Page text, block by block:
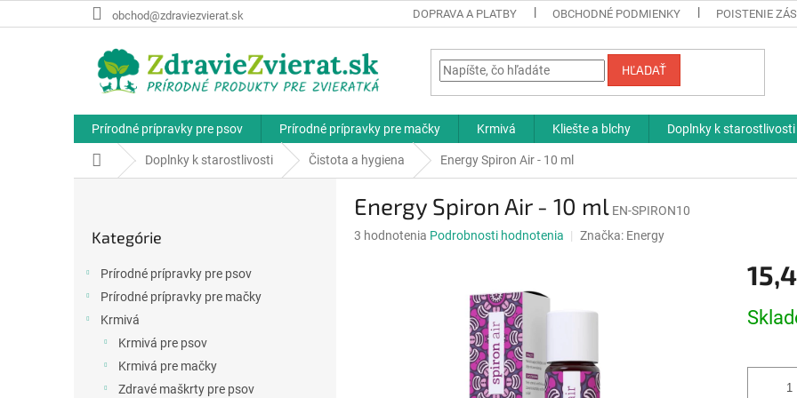
na
obchod@zdraviezvierat.sk DOPRAVA A PLATBY OBCHODNÉ PODMIENKY POISTENIE
HĽADAŤ
Prírodné prípravky pre psov Prírodné prípravky pre mačky Krmivá Kliešte a blchy Doplnky k starostlivosti
DomovDoplnky k starostlivosti Čistota a hygiena Energy Spiron Air - 10 ml
kategórie
Kategórie
Prírodné prípravky pre psov
Prírodné prípravky pre mačky
Krmivá
Krmivá pre psov
Krmivá pre mačky
Zdravé maškrty pre psov
Energy Spiron Air - 10 ml EN-SPIRON10
Priemerné
3 hodnotenia Podrobnosti hodnotenia Značka: Energy
cena: